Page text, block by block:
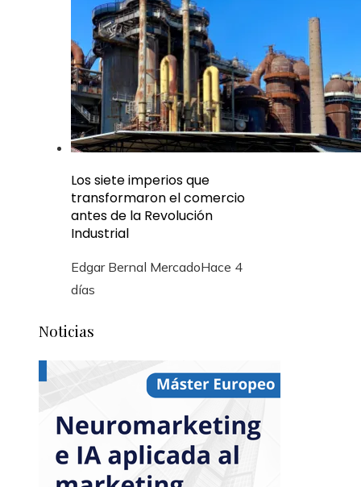
Los siete imperios que
transformaron el comercio
antes de la Revolución
Industrial
Edgar Bernal MercadoHace 4
días
Noticias